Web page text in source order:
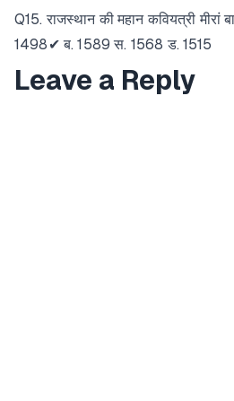
Q15. राजस्थान की महान कवियत्री
1498✔ ब. 1589 स. 1568 ड. 1515
Leave a Reply